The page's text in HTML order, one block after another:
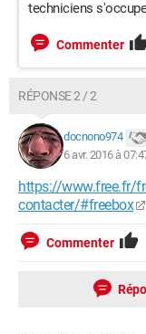
techniciens
Commenter
RÉPONSE 2 / 2
docnono974
6 avr. 2016 à
https://www.free.fr/
contacter/#freebox
Commenter